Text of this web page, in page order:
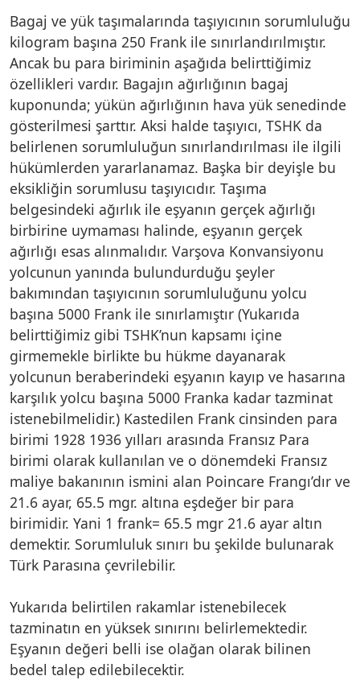
Bagaj ve yük taşımalarında taşıyıcının sorumluluğu
kilogram başına 250 Frank ile sınırlandırılmıştır.
Ancak bu para biriminin aşağıda belirttiğimiz
özellikleri vardır. Bagajın ağırlığının bagaj
kuponunda; yükün ağırlığının hava yük senedinde
gösterilmesi şarttır. Aksi halde taşıyıcı, TSHK da
belirlenen sorumluluğun sınırlandırılması ile ilgili
hükümlerden yararlanamaz. Başka bir deyişle bu
eksikliğin sorumlusu taşıyıcıdır. Taşıma
belgesindeki ağırlık ile eşyanın gerçek ağırlığı
birbirine uymaması halinde, eşyanın gerçek
ağırlığı esas alınmalıdır. Varşova Konvansiyonu
yolcunun yanında bulundurduğu şeyler
bakımından taşıyıcının sorumluluğunu yolcu
başına 5000 Frank ile sınırlamıştır (Yukarıda
belirttiğimiz gibi TSHK’nun kapsamı içine
girmemekle birlikte bu hükme dayanarak
yolcunun beraberindeki eşyanın kayıp ve hasarına
karşılık yolcu başına 5000 Franka kadar tazminat
istenebilmelidir.) Kastedilen Frank cinsinden para
birimi 1928 1936 yılları arasında Fransız Para
birimi olarak kullanılan ve o dönemdeki Fransız
maliye bakanının ismini alan Poincare Frangı’dır ve
21.6 ayar, 65.5 mgr. altına eşdeğer bir para
birimidir. Yani 1 frank= 65.5 mgr 21.6 ayar altın
demektir. Sorumluluk sınırı bu şekilde bulunarak
Türk Parasına çevrilebilir.
Yukarıda belirtilen rakamlar istenebilecek
tazminatın en yüksek sınırını belirlemektedir.
Eşyanın değeri belli ise olağan olarak bilinen
bedel talep edilebilecektir.